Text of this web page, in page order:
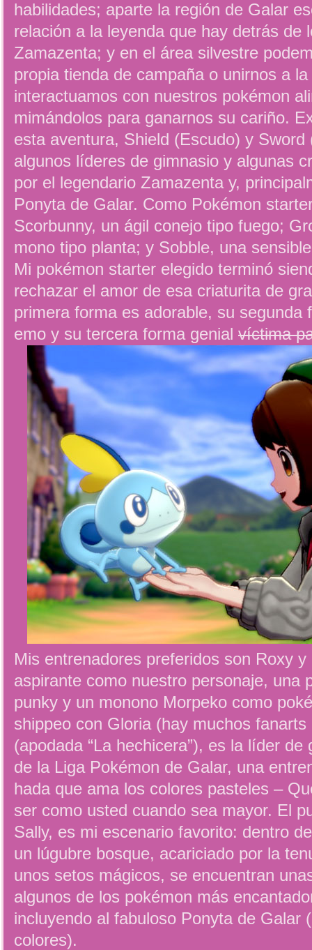
habilidades; aparte la región de Galar
relación a la leyenda que hay detrás de
Zamazenta; y en el área silvestre
propia tienda de campaña o unirnos a
interactuamos con nuestros pokémon
mimándolos para ganarnos su cariño.
esta aventura, Shield (Escudo) y Sword
algunos líderes de gimnasio y algunas
por el legendario Zamazenta y,
Ponyta de Galar. Como Pokémon
Scorbunny, un ágil conejo tipo fuego;
mono tipo planta; y Sobble, una
Mi pokémon starter elegido terminó
rechazar el amor de esa criaturita de
primera forma es adorable, su segunda
emo y su tercera forma genial víctima
Mis entrenadores preferidos son Roxy
aspirante como nuestro personaje, una
punky y un monono Morpeko como
shippeo con Gloria (hay muchos
(apodada “La hechicera”), es la líder
de la Liga Pokémon de Galar, una
hada que ama los colores pasteles –
ser como usted cuando sea mayor. El
Sally, es mi escenario favorito: dentro
un lúgubre bosque, acariciado por la
unos setos mágicos, se encuentran
algunos de los pokémon más
incluyendo al fabuloso Ponyta de Galar
colores).